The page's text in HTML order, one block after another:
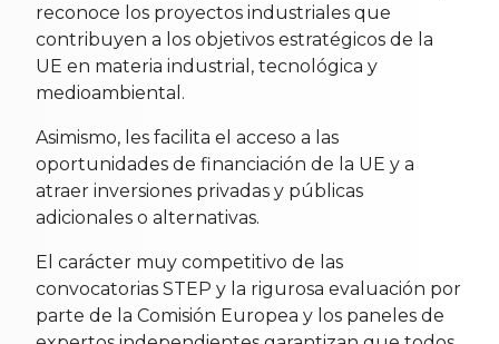
reconoce los proyectos industriales que
contribuyen a los objetivos estratégicos de la
UE en materia industrial, tecnológica y
medioambiental.
Asimismo, les facilita el acceso a las
oportunidades de financiación de la UE y a
atraer inversiones privadas y públicas
adicionales o alternativas.
El carácter muy competitivo de las
convocatorias STEP y la rigurosa evaluación por
parte de la Comisión Europea y los paneles de